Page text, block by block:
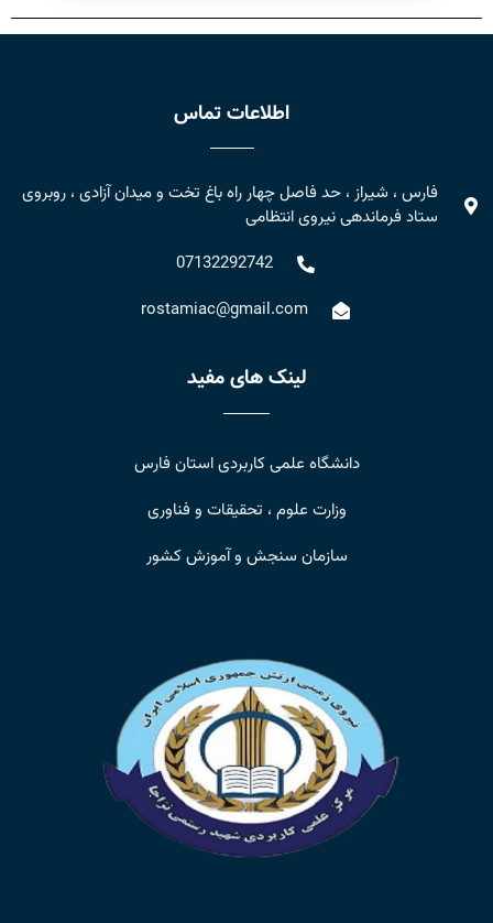
اطلاعات تماس
فارس ، شیراز ، حد فاصل چهار راه باغ تخت و میدان آزادی ، روبروی
ستاد فرماندهی نیروی انتظامی
07132292742
rostamiac@gmail.com
لینک های مفید
دانشگاه علمی کاربردی استان فارس
وزارت علوم ، تحقیقات و فناوری
سازمان سنجش و آموزش کشور